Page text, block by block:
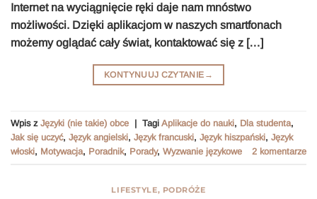
Internet na wyciągnięcie ręki daje nam mnóstwo
możliwości. Dzięki aplikacjom w naszych smartfonach
możemy oglądać cały świat, kontaktować się z […]
KONTYNUUJ CZYTANIE →
Wpis z Języki (nie takie) obce | Tagi Aplikacje do nauki, Dla studenta,
Jak się uczyć, Język angielski, Język francuski, Język hiszpański, Język
włoski, Motywacja, Poradnik, Porady, Wyzwanie językowe 2 komentarze
LIFESTYLE, PODRÓŻE